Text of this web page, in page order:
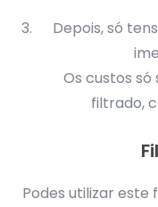
Depois, só
Os custos só
filtrado,
Podes utilizar